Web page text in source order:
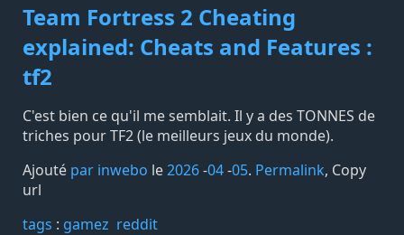
Team Fortress 2 Cheating
explained: Cheats and Features :
tf2
C'est bien ce qu'il me semblait. Il y a des TONNES de
triches pour TF2 (le meilleurs jeux du monde).
Ajouté par inwebo le2026-04-05. Permalink, Copy
url
tags️ : gamez reddit